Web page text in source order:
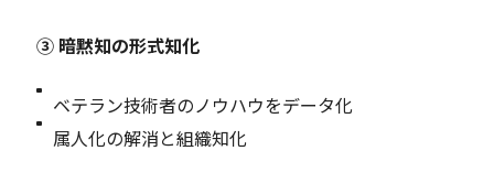
③ 暗黙知の形式知化
ベテラン技術者のノウハウをデータ化
属人化の解消と組織知化